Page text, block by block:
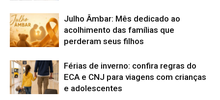
Julho Âmbar: Mês dedicado ao
acolhimento das famílias que
perderam seus filhos
Férias de inverno: confira regras do
ECA e CNJ para viagens com crianças
e adolescentes